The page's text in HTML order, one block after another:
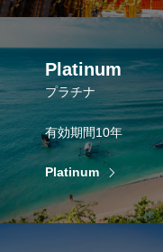
Platinum
プラチナ
有効期間10年
Platinum